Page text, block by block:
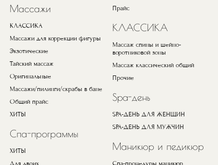
Массажи
КЛАССИКА
Массажи для коррекции фигуры
Экзотические
Тайский массаж
Оригинальные
Массажи/пилинги/скрабы в бане
Общий прайс
ХИТЫ
Спа-программы
ХИТЫ
Для двоих
Прайс
КЛАССИКА
Массаж спины и шейно-
воротниковой зоны
Массаж классический общий
Прочие
Spa-день
SPA-ДЕНЬ ДЛЯ ЖЕНЩИН
SPA-ДЕНЬ ДЛЯ МУЖЧИН
Маникюр и педикюр
Спа-процедуры маникюр